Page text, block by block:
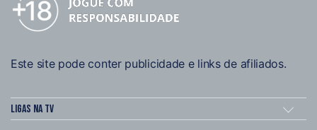
Este site pode conter publicidade e links de afiliados.
Ligas na TV